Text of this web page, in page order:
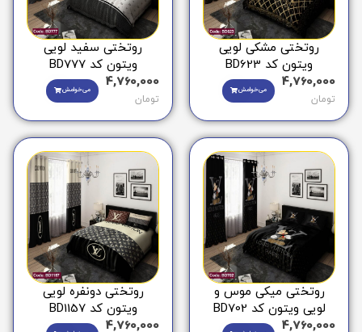
روتختی مشکی لویی
ویتون کد BD623
4,760,000
تومان
می‌خوامش
روتختی سفید لویی
ویتون کد BD777
4,760,000
تومان
می‌خوامش
روتختی میکی موس و
لویی ویتون کد BD702
4,760,000
روتختی دونفره لویی
ویتون کد BD1157
4,760,000